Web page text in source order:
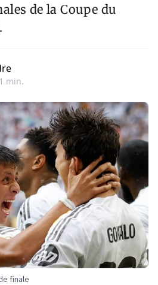
de la Coupe du
min.
finale